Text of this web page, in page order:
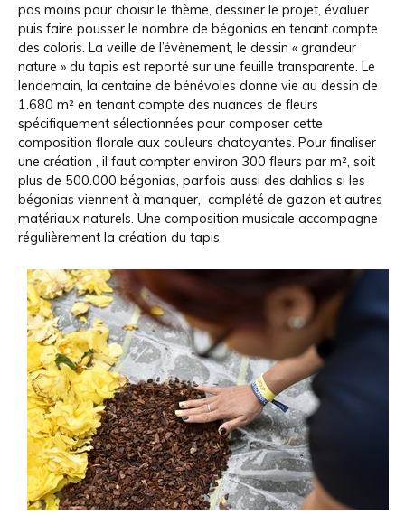
pas moins pour choisir le thème, dessiner le projet, évaluer
puis faire pousser le nombre de bégonias en tenant compte
des coloris. La veille de l’évènement, le dessin « grandeur
nature » du tapis est reporté sur une feuille transparente. Le
lendemain, la centaine de bénévoles donne vie au dessin de
1.680 m² en tenant compte des nuances de fleurs
spécifiquement sélectionnées pour composer cette
composition florale aux couleurs chatoyantes. Pour finaliser
une création , il faut compter environ 300 fleurs par m², soit
plus de 500.000 bégonias, parfois aussi des dahlias si les
bégonias viennent à manquer, complété de gazon et autres
matériaux naturels. Une composition musicale accompagne
régulièrement la création du tapis.